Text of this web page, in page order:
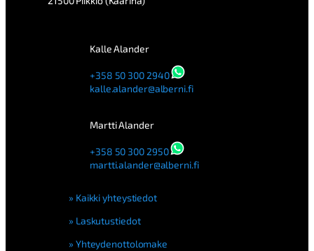
Kalle Alander
+358 50 300 2940
kalle.alander@alberni.fi
Martti Alander
+358 50 300 2950
martti.alander@alberni.fi
Kaikki yhteystiedot
Laskutustiedot
Yhteydenottolomake